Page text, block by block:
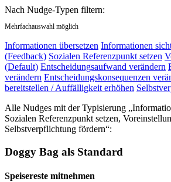
Nach Nudge-Typen filtern:
Mehrfachauswahl möglich
Informationen übersetzen Informationen
(Feedback) Sozialen Referenzpunkt setzen
(Default) Entscheidungsaufwand verändern
verändern Entscheidungskonsequenzen
bereitstellen / Auffälligkeit erhöhen
Alle Nudges mit der Typisierung
Sozialen Referenzpunkt setzen,
Selbstverpflichtung fördern“:
Doggy Bag als Standard
Speisereste mitnehmen